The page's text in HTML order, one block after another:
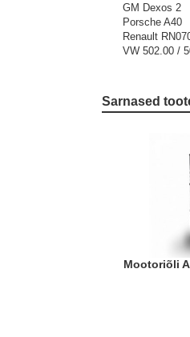
GM Dexos 2
Porsche A40
Renault
VW 502.00 /
Sarnased
Mootoriõli